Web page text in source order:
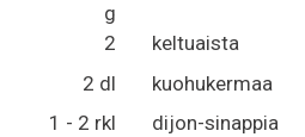
g
2
keltuaista
2 dl
kuohukermaa
1 - 2 rkl
dijon-sinappia